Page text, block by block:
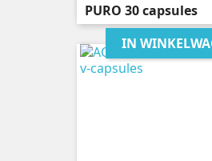
PURO 30 capsules
IN